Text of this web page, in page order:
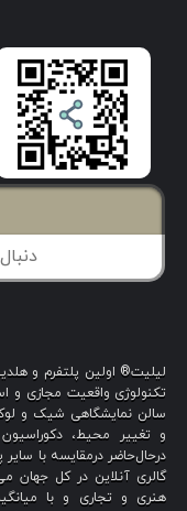
لیلیت® اولین پلتفرم و
تکنولوژی واقعیت مجازی و
سالن نمایشگاهی شیک و
و تغییر محیط،
درحال‌حاضر درمقایسه با
هنری و تجاری و با